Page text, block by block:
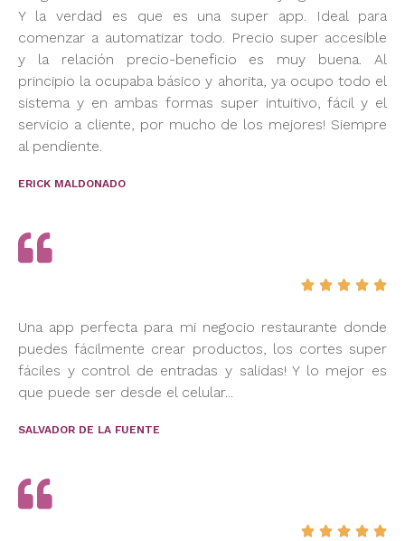
Y la verdad es que es una super app. Ideal para
comenzar a automatizar todo. Precio super accesible
y la relación precio-beneficio es muy buena. Al
principio la ocupaba básico y ahorita, ya ocupo todo el
sistema y en ambas formas super intuitivo, fácil y el
servicio a cliente, por mucho de los mejores! Siempre
al pendiente.
ERICK MALDONADO
    
Una app perfecta para mi negocio restaurante donde
puedes fácilmente crear productos, los cortes super
fáciles y control de entradas y salidas! Y lo mejor es
que puede ser desde el celular...
SALVADOR DE LA FUENTE
    